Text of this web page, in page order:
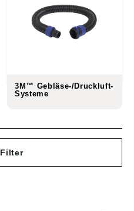
3M™ Gebläse-/Druckluft-
Systeme
Filter